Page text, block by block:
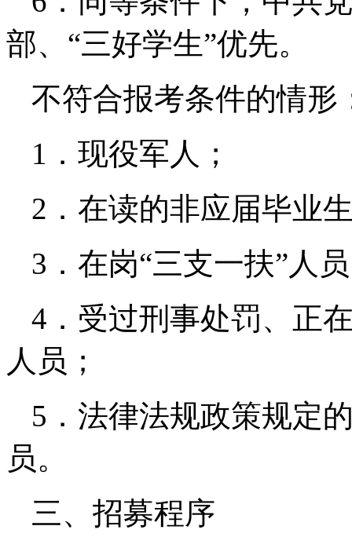
部、“三好学生”优先。
不符合报考条件的情形
1．现役军人；
2．在读的非应届毕业
3．在岗“三支一扶”人
4．受过刑事处罚、正
人员；
5．法律法规政策规定
员。
三、招募程序